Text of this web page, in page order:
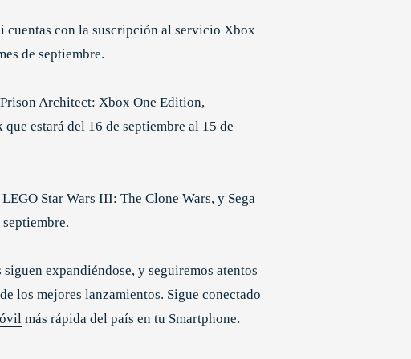
cuentas con la suscripción al servicio Xbox
de septiembre.
Architect: Xbox One Edition,
estará del 16 de septiembre al 15 de
Star Wars III: The Clone Wars, y Sega
expandiéndose, y seguiremos atentos
los mejores lanzamientos. Sigue conectado
más rápida del país en tu Smartphone.